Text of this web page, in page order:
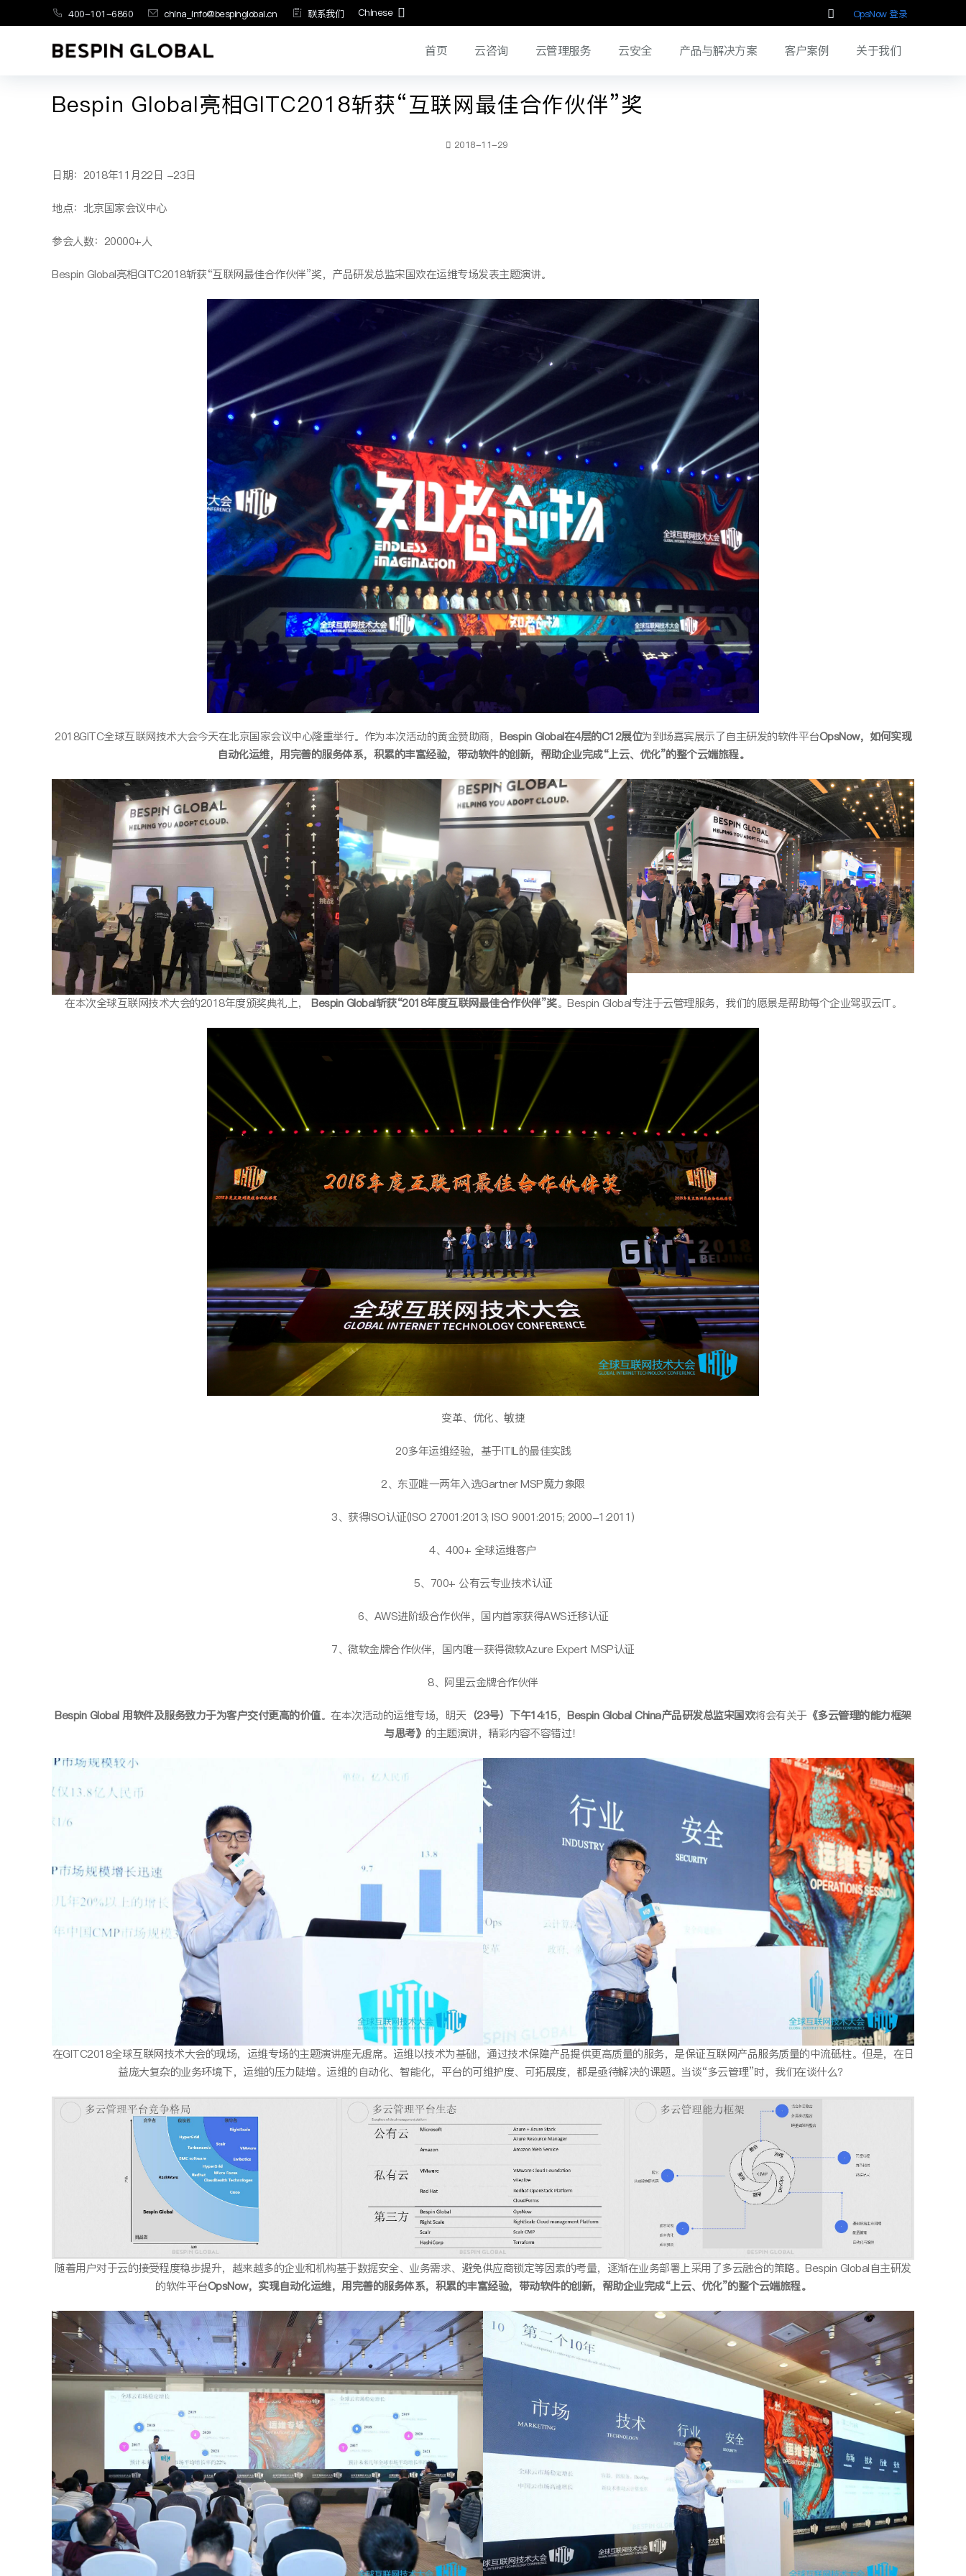
400-101-6860 china_info@bespinglobal.cn 联系我们 Chinese OpsNow 登录
首页 云咨询 云管理服务 云安全 产品与解决方案 客户案例 关于我们
Bespin Global亮相GITC2018斩获“互联网最佳合作伙伴”奖
2018-11-29
日期：2018年11月22日 -23日
地点：北京国家会议中心
参会人数：20000+人
Bespin Global亮相GITC2018斩获“互联网最佳合作伙伴”奖，产品研发总监宋国欢在运维专场发表主题演讲。
2018GITC全球互联网技术大会今天在北京国家会议中心隆重举行。作为本次活动的黄金赞助商， Bespin Global在4层的C12展位为到场嘉宾展示了自主研发的软件平台OpsNow，如何实现
自动化运维，用完善的服务体系，积累的丰富经验，带动软件的创新，帮助企业完成“上云、优化”的整个云端旅程。
在本次全球互联网技术大会的2018年度颁奖典礼上， Bespin Global斩获“2018年度互联网最佳合作伙伴”奖。Bespin Global专注于云管理服务，我们的愿景是帮助每个企业驾驭云IT。
变革、优化、敏捷
20多年运维经验，基于ITIL的最佳实践
2、东亚唯一两年入选Gartner MSP魔力象限
3、获得ISO认证(ISO 27001:2013; ISO 9001:2015; 2000-1:2011)
4、400+ 全球运维客户
5、700+ 公有云专业技术认证
6、AWS进阶级合作伙伴，国内首家获得AWS迁移认证
7、微软金牌合作伙伴，国内唯一获得微软Azure Expert MSP认证
8、阿里云金牌合作伙伴
Bespin Global 用软件及服务致力于为客户交付更高的价值。在本次活动的运维专场，明天 （23号）下午14:15， Bespin Global China产品研发总监宋国欢将会有关于 《多云管理的能力框架
与思考》 的主题演讲，精彩内容不容错过！
在GITC2018全球互联网技术大会的现场，运维专场的主题演讲座无虚席。运维以技术为基础，通过技术保障产品提供更高质量的服务，是保证互联网产品服务质量的中流砥柱。但是，在日
益庞大复杂的业务环境下，运维的压力陡增。运维的自动化、智能化，平台的可维护度、可拓展度，都是亟待解决的课题。当谈“多云管理”时，我们在谈什么？
随着用户对于云的接受程度稳步提升，越来越多的企业和机构基于数据安全、业务需求、避免供应商锁定等因素的考量，逐渐在业务部署上采用了多云融合的策略。Bespin Global自主研发
的软件平台OpsNow，实现自动化运维，用完善的服务体系，积累的丰富经验，带动软件的创新，帮助企业完成“上云、优化”的整个云端旅程。